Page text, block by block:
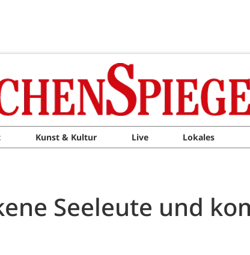
Kunst & Kultur Live Lokales
Seeleute und